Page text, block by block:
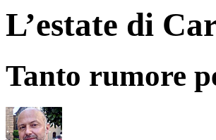
L’estate di
Tanto rumore